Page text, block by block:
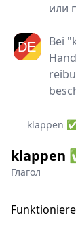
или
Bei
klappen
klappen
Глагол